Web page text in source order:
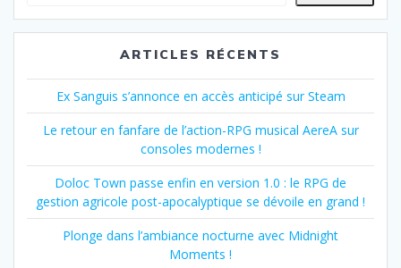
ARTICLES RÉCENTS
Ex Sanguis s’annonce en accès anticipé sur Steam
Le retour en fanfare de l’action-RPG musical AereA sur
consoles modernes !
Doloc Town passe enfin en version 1.0 : le RPG de
gestion agricole post-apocalyptique se dévoile en grand !
Plonge dans l’ambiance nocturne avec Midnight
Moments !